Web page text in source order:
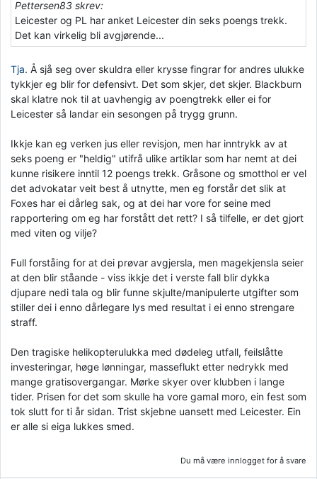
Pettersen83 skrev:
Leicester og PL har anket Leicester din seks poengs trekk.
Det kan virkelig bli avgjørende...
Tja. Å sjå seg over skuldra eller krysse fingrar for andres ulukke
tykkjer eg blir for defensivt. Det som skjer, det skjer. Blackburn
skal klatre nok til at uavhengig av poengtrekk eller ei for
Leicester så landar ein sesongen på trygg grunn.
Ikkje kan eg verken jus eller revisjon, men har inntrykk av at
seks poeng er "heldig" utifrå ulike artiklar som har nemt at dei
kunne risikere inntil 12 poengs trekk. Gråsone og smotthol er vel
det advokatar veit best å utnytte, men eg forstår det slik at
Foxes har ei dårleg sak, og at dei har vore for seine med
rapportering om eg har forstått det rett? I så tilfelle, er det gjort
med viten og vilje?
Full forståing for at dei prøvar avgjersla, men magekjensla seier
at den blir ståande - viss ikkje det i verste fall blir dykka
djupare nedi tala og blir funne skjulte/manipulerte utgifter som
stiller dei i enno dårlegare lys med resultat i ei enno strengare
straff.
Den tragiske helikopterulukka med dødeleg utfall, feilslåtte
investeringar, høge lønningar, masseflukt etter nedrykk med
mange gratisovergangar. Mørke skyer over klubben i lange
tider. Prisen for det som skulle ha vore gamal moro, ein fest som
tok slutt for ti år sidan. Trist skjebne uansett med Leicester. Ein
er alle si eiga lukkes smed.
Du må være innlogget for å svare